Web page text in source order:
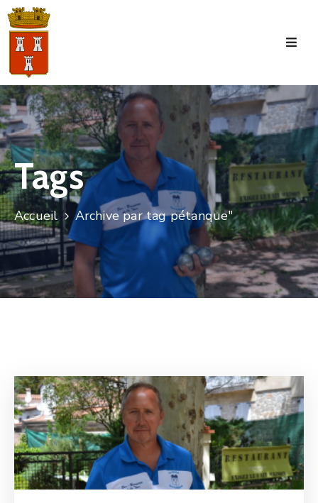
Accueil
La
Commune
Tourisme
Manifestations
Vie
Municipale
Services
Jeunesse
Tags
Accueil Archive par tag pétanque"